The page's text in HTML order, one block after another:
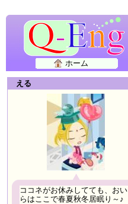
ホーム
える
ココネがお休みしてても、おい
らはここで春夏秋冬居眠り～♪